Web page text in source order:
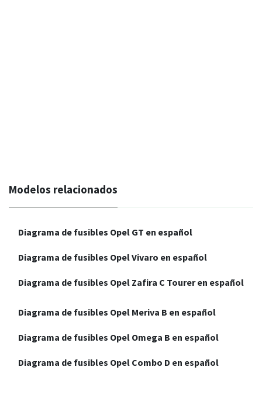
Modelos relacionados
Diagrama de fusibles Opel GT en español
Diagrama de fusibles Opel Vivaro en español
Diagrama de fusibles Opel Zafira C Tourer en español
Diagrama de fusibles Opel Meriva B en español
Diagrama de fusibles Opel Omega B en español
Diagrama de fusibles Opel Combo D en español